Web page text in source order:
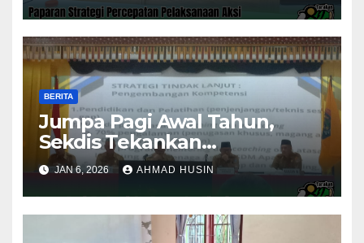
Stunting 2025
BERITA
Jumpa Pagi Awal Tahun,
Sekdis Tekankan
Pengawasan Aset dan
Evaluasi Kinerja
Pemerintahan
JAN 6, 2026 AHMAD HUSIN